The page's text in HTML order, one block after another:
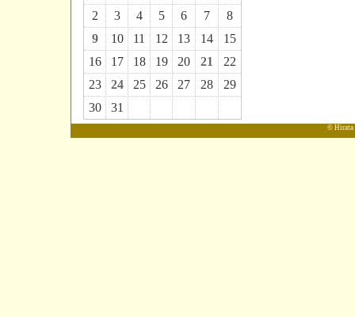
2
3 4 5 6 7
8
9
10 11 12 13 14
15
16
17 18 19 20 21
22
23
24 25 26 27 28
29
30
31
© Hirata